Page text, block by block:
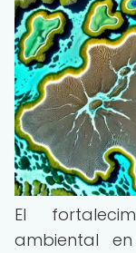
El
ambiental